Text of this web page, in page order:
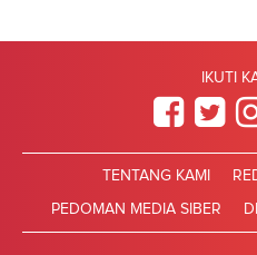
IKUTI
TENTANG KAMI
PEDOMAN MEDIA SIBER